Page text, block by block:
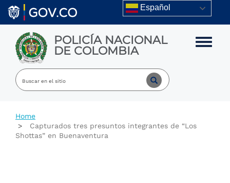
Skip to main content Español
POLICÍA NACIONAL
DE COLOMBIA Toggle
Home
Capturados tres presuntos integrantes de “Los
Shottas” en Buenaventura